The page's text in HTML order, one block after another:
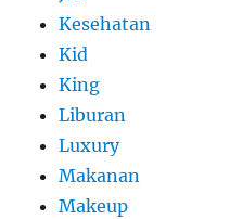
Kesehatan
Kid
King
Liburan
Luxury
Makanan
Makeup